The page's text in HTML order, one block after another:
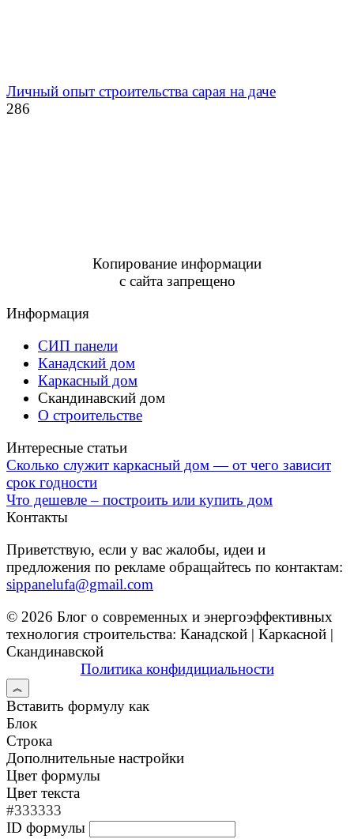
Личный опыт строительства сарая на даче
286
Копирование информации
с сайта запрещено
Информация
СИП панели
Канадский дом
Каркасный дом
Скандинавский дом
О строительстве
Интересные статьи
Сколько служит каркасный дом — от чего зависит
срок годности
Что дешевле – построить или купить дом
Контакты
Приветствую, если у вас жалобы, идеи и
предложения по рекламе обращайтесь по контактам:
sippanelufa@gmail.com
© 2026 Блог о современных и энергоэффективных
технология строительства: Канадской | Каркасной |
Скандинавской
Политика конфидициальности
Вставить формулу как
Блок
Строка
Дополнительные настройки
Цвет формулы
Цвет текста
#333333
ID формулы